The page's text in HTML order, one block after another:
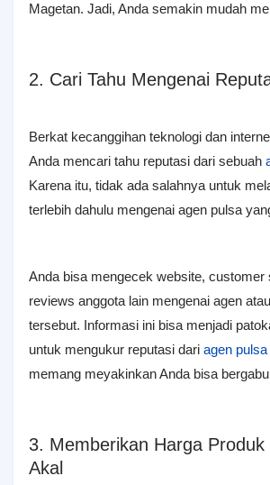
Magetan. Jadi, Anda semakin mudah
2. Cari Tahu Mengenai
Berkat kecanggihan teknologi dan
Anda mencari tahu reputasi dari sebuah
Karena itu, tidak ada salahnya untuk
terlebih dahulu mengenai agen pulsa
Anda bisa mengecek website, customer
reviews anggota lain mengenai agen
tersebut. Informasi ini bisa menjadi
untuk mengukur reputasi dari agen pulsa
memang meyakinkan Anda bisa
3. Memberikan Harga
Akal